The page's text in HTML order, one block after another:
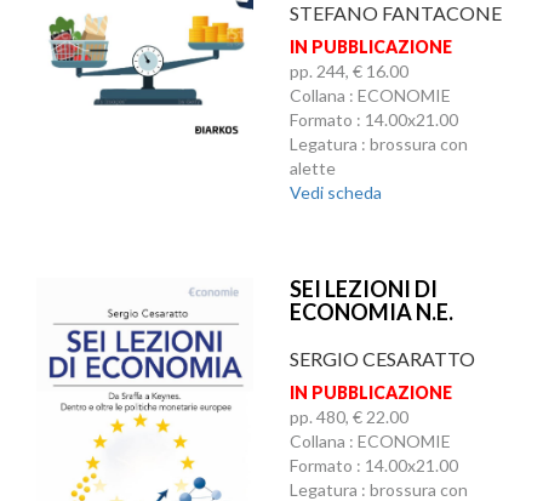
STEFANO FANTACONE
IN PUBBLICAZIONE
pp. 244, € 16.00
Collana : ECONOMIE
Formato : 14.00x21.00
Legatura : brossura con
alette
Vedi scheda
SEI LEZIONI DI
ECONOMIA N.E.
SERGIO CESARATTO
IN PUBBLICAZIONE
pp. 480, € 22.00
Collana : ECONOMIE
Formato : 14.00x21.00
Legatura : brossura con